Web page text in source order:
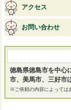
アクセス
お問い合わせ
徳島県徳島市を中心
市、美馬市、三好市
※ご依頼の内容によっては